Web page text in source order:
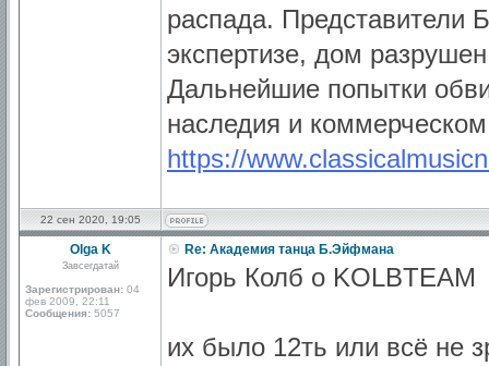
распада. Представители
экспертизе, дом
Дальнейшие попытки
наследия и
https://
22 сен 2020, 19:05
Olga K
Завсегдатай
Зарегистрирован: 04
фев 2009, 22:11
Сообщения: 5057
Re: Академия танца Б.Эйфмана
Игорь Колб о KOLBTEAM
их было 12ть или всё не